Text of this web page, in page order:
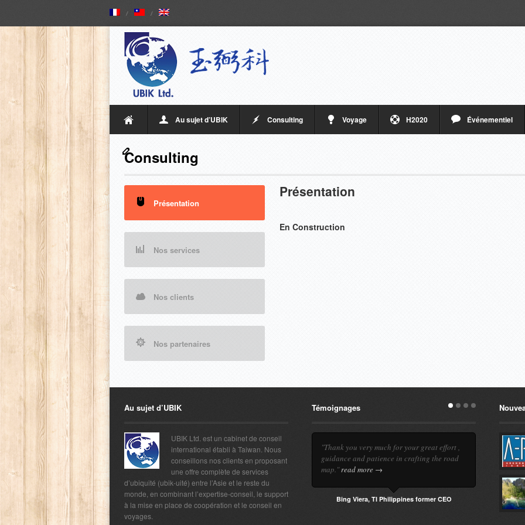
Au sujet d’UBIK Consulting Voyage H2020 Événementiel
Consulting
Présentation
Nos services
Nos clients
Nos partenaires
Présentation
En Construction
Au sujet d’UBIK
UBIK Ltd. est un cabinet de conseil
international établi à Taiwan. Nous
conseillons nos clients en proposant
une offre complète de services
d’ubiquité (ubik-uité) entre l’Asie et le reste du
monde, en combinant l’expertise-conseil, le support
à la mise en place de coopération et le conseil en
voyages.
Témoignages
"Thank you very much for your great effort ,
guidance and patience in crafting the road
map."read more →
Bing Viera, TI Philippines former CEO